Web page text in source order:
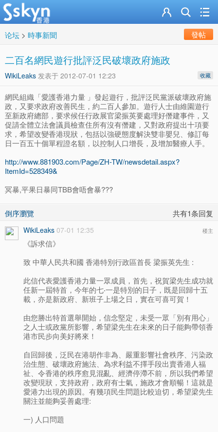
论坛 > 時事新聞 發帖
二百名網民遊行批評泛民破壞政府施政
收藏
WikiLeaks 发表于 2012-07-01 12:23
網民組織「愛護香港力量 」發起遊行，批評泛民黨派破壞政府施
政，又要求政府改善民生，約二百人參加。遊行人士由維園遊行
至新政府總部，要求候任行政展官梁振英要處理好僭建事件，又
促請全體立法會議員檢查住所有沒有僭建，又對政府提出十項要
求，希望改變香港現狀，包括以強硬態度解決雙非嬰兒、修訂每
日一百五十個單程證名額，以控制人口增長，及增加醫療人手。
http://www.881903.com/Page/ZH-TW/newsdetail.aspx?
ItemId=528349&
冥暴,平果日暴同TBB會唔會暴???
倒序瀏覽 共有1条回复
WikiLeaks 07-01 12:35 楼主
《訴求信》
致 中華人民共和國 香港特別行政區首長 梁振英先生 :
此信代表愛護香港力量一眾成員，首先，祝賀梁先生成功就
任新一屆特首，今年的七‧一是特別的日子，既是回歸十五
載，亦是新政府、新班子上場之日，實在可喜可賀！
由您勝出特首選舉開始，信念堅定，未受一眾「別有用心」
之人士或政黨所影響，希望梁先生在未來的日子能夠帶領香
港市民步向美好將來！
自回歸後，泛民在港胡作非為、嚴重影響社會秩序、污染政
治生態、破壞政府施法、為求利益不擇手段出賣香港人福
祉、令香港的秩序愈見混亂、經濟停滯不前，所以我們希望
改變現狀，支持政府，政府有士氣，施政才會順暢！這就是
愛港力出現的原因。有幾項民生問題比較迫切，希望梁先生
關注並能夠妥善處理:
一) 人口問題